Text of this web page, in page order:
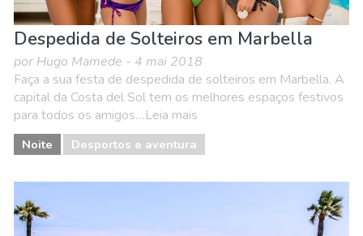
Despedida de Solteiros em Marbella
por Hugo Mamede - 4 mai 2018
Faça a sua festa de despedida de solteiros em Marbella. A
capital da Costa del Sol tem os melhores espaços festivos
para todos os amigos....Leia mais
Noite Desportos e aventura